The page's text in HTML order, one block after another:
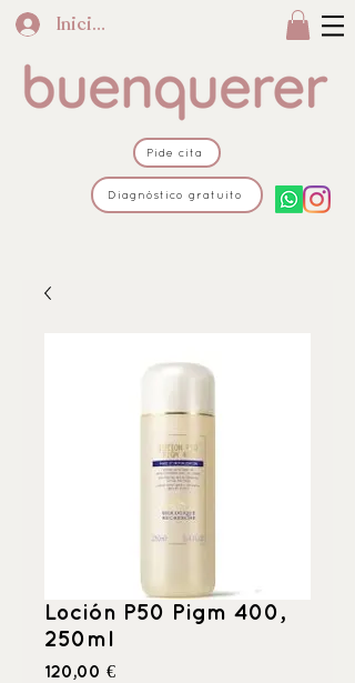
Iniciar sesión
Pide cita
Diagnóstico gratuito
Loción P50 Pigm 400,
250ml
120,00 €Precio